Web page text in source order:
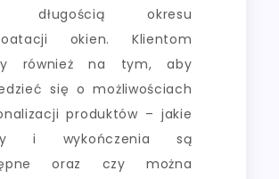
długością okresu
okien. Klientom
również na tym, aby
się o możliwościach
produktów – jakie
i wykończenia są
oraz czy można